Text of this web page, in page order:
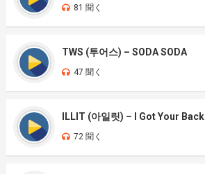
81 聞く
TWS (투어스) – SODA SODA
47 聞く
ILLIT (아일릿) – I Got Your Back
72 聞く